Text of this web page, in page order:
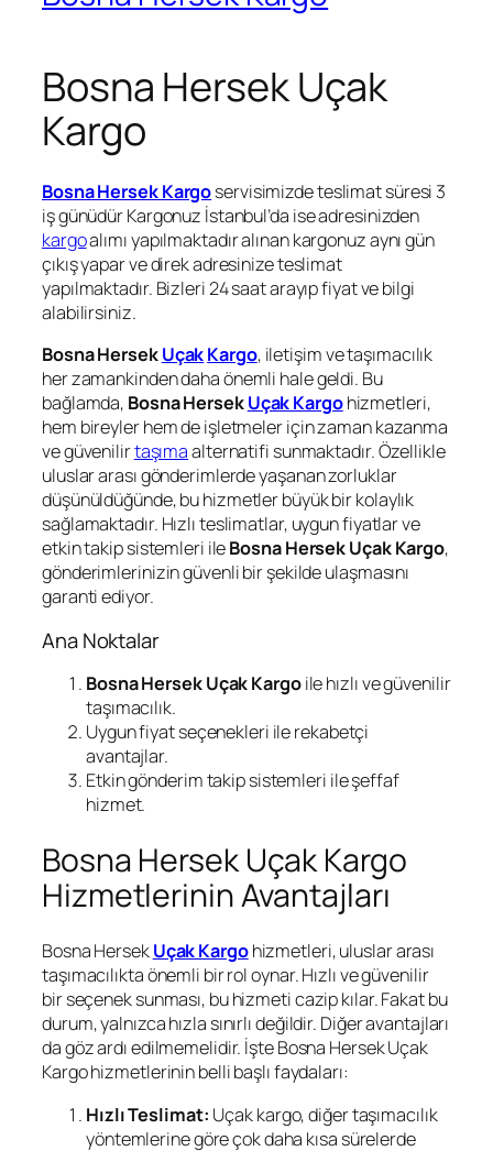
Bosna Hersek Uçak
Kargo
Bosna Hersek Kargoservisimizde teslimat süresi 3
iş günüdür Kargonuz İstanbul’da ise adresinizden
kargoalımı yapılmaktadır alınan kargonuz aynı gün
çıkış yapar ve direk adresinize teslimat
yapılmaktadır. Bizleri 24 saat arayıp fiyat ve bilgi
alabilirsiniz.
Bosna HersekUçakKargo, iletişim ve taşımacılık
her zamankinden daha önemli hale geldi. Bu
bağlamda, Bosna HersekUçak Kargohizmetleri,
hem bireyler hem de işletmeler için zaman kazanma
ve güvenilirtaşımaalternatifi sunmaktadır. Özellikle
uluslar arası gönderimlerde yaşanan zorluklar
düşünüldüğünde, bu hizmetler büyük bir kolaylık
sağlamaktadır. Hızlı teslimatlar, uygun fiyatlar ve
etkin takip sistemleri ileBosna Hersek Uçak Kargo,
gönderimlerinizin güvenli bir şekilde ulaşmasını
garanti ediyor.
Ana Noktalar
Bosna Hersek Uçak Kargoile hızlı ve güvenilir
taşımacılık.
Uygun fiyat seçenekleri ile rekabetçi
avantajlar.
Etkin gönderim takip sistemleri ile şeffaf
hizmet.
Bosna Hersek Uçak Kargo
Hizmetlerinin Avantajları
Bosna HersekUçak Kargohizmetleri, uluslar arası
taşımacılıkta önemli bir rol oynar. Hızlı ve güvenilir
bir seçenek sunması, bu hizmeti cazip kılar. Fakat bu
durum, yalnızca hızla sınırlı değildir. Diğer avantajları
da göz ardı edilmemelidir. İşte Bosna Hersek Uçak
Kargo hizmetlerinin belli başlı faydaları:
Hızlı Teslimat: Uçak kargo, diğer taşımacılık
yöntemlerine göre çok daha kısa sürelerde